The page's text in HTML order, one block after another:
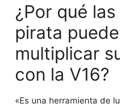
¿Por qué
pirata
multiplicar
con la V16?
«Es una herramienta de